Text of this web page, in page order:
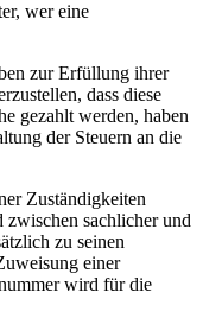
wer eine
zur Erfüllung ihrer
dass diese
gezahlt werden, haben
der Steuern an die
Zuständigkeiten
sachlicher und
zu seinen
einer
wird für die